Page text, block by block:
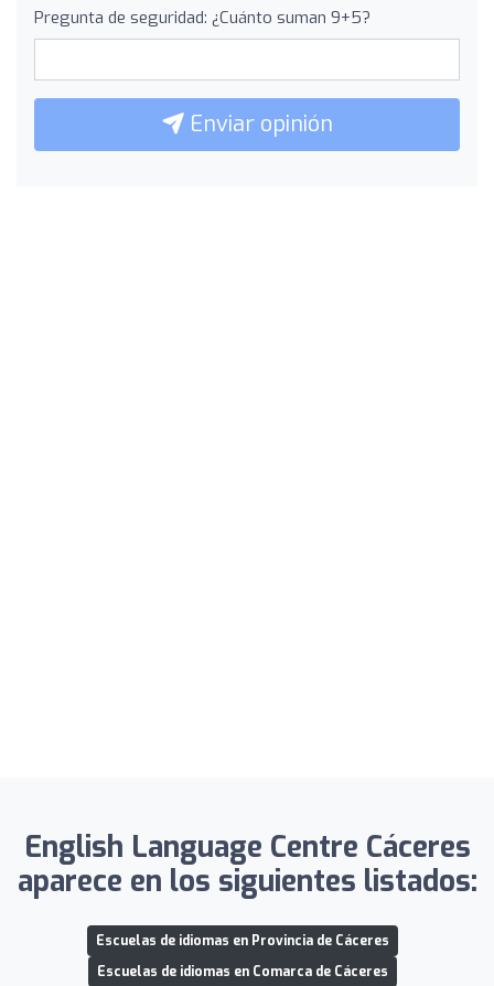
Pregunta de seguridad: ¿Cuánto suman 9+5?
Enviar opinión
English Language Centre Cáceres
aparece en los siguientes listados:
Escuelas de idiomas en Provincia de Cáceres
Escuelas de idiomas en Comarca de Cáceres